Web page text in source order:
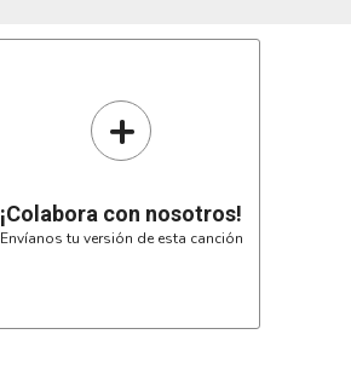
+
¡Colabora con nosotros!
Envíanos tu versión de esta canción